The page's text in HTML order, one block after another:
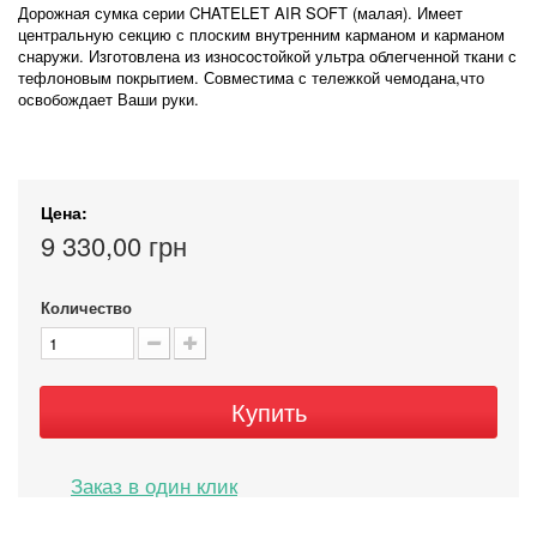
Дорожная сумка серии CHATELET AIR SOFT (малая). Имеет
центральную секцию с плоским внутренним карманом и карманом
снаружи. Изготовлена из износостойкой ультра облегченной ткани с
тефлоновым покрытием. Совместима с тележкой чемодана,что
освобождает Ваши руки.
Цена:
9 330,00 грн
Количество
Купить